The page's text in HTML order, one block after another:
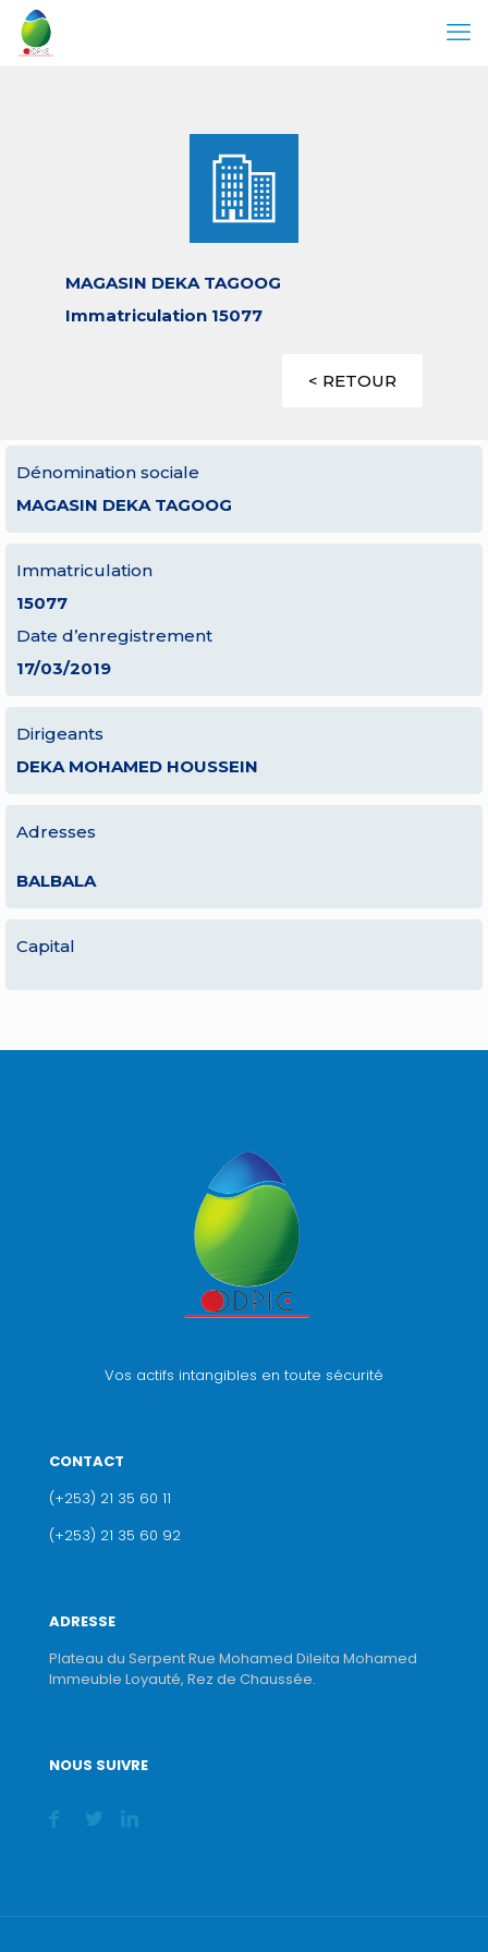
MAGASIN DEKA TAGOOG
Immatriculation 15077
< RETOUR
Dénomination sociale
MAGASIN DEKA TAGOOG
Immatriculation
15077
Date d’enregistrement
17/03/2019
Dirigeants
DEKA MOHAMED HOUSSEIN
Adresses
BALBALA
Capital
Vos actifs intangibles en toute sécurité
CONTACT
(+253) 21 35 60 11
(+253) 21 35 60 92
ADRESSE
Plateau du Serpent Rue Mohamed Dileita Mohamed
Immeuble Loyauté, Rez de Chaussée.
NOUS SUIVRE